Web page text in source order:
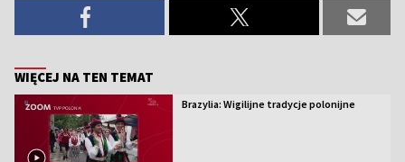
WIĘCEJ NA TEN TEMAT
Brazylia: Wigilijne tradycje polonijne